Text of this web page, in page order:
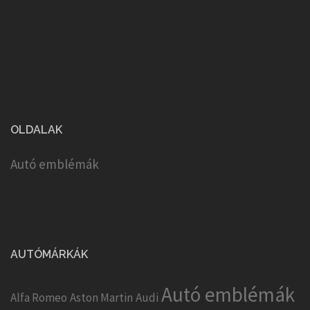
OLDALAK
Autó emblémák
AUTÓMÁRKÁK
Alfa Romeo Aston Martin Audi Autó emblémák